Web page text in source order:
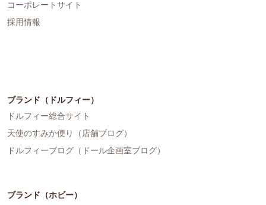
コーポレートサイト
採用情報
ブランド（ドルフィー）
ドルフィー総合サイト
天使のすみか便り（店舗ブログ）
ドルフィーブログ（ドール企画室ブログ）
ブランド（ホビー）